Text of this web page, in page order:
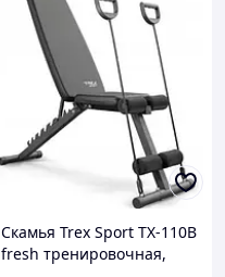
Скамья Trex Sport TX-110B
fresh тренировочная,